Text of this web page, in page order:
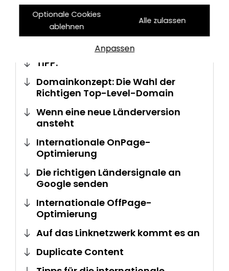
Optionale Cookies
ablehnen
Alle zulassen
Anpassen
Marktanteile der Suchmaschinen
weltweit
Auf die Suchbegriffe kommt es an!
TIPP:
Domainkonzept: Die Wahl der
Richtigen Top-Level-Domain
Wenn eine neue Länderversion
ansteht
Internationale OnPage-
Optimierung
Die richtigen Ländersignale an
Google senden
Internationale OffPage-
Optimierung
Auf das Linknetzwerk kommt es an
Duplicate Content